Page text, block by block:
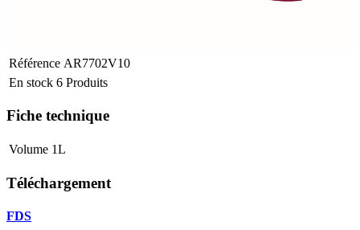
Référence AR7702V10
En stock 6 Produits
Fiche technique
Volume 1L
Téléchargement
FDS